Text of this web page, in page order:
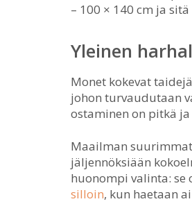
– 100 × 140 cm ja
Yleinen
Monet kokevat
johon turvaudutaan
ostaminen on pitkä
Maailman
jäljennöksiään
huonompi valinta: se
silloin, kun haetaan